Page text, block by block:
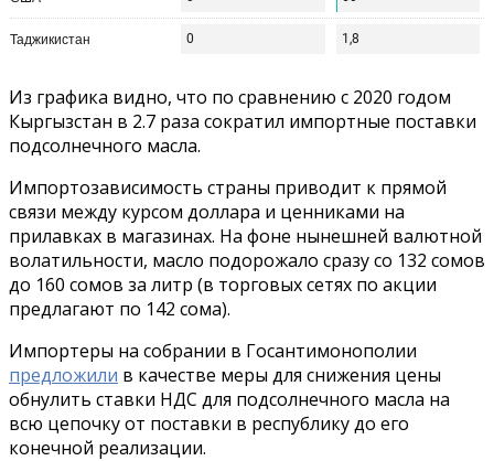
Из графика видно, что по сравнению с 2020 годом
Кыргызстан в 2.7 раза сократил импортные поставки
подсолнечного масла.
Импортозависимость страны приводит к прямой
связи между курсом доллара и ценниками на
прилавках в магазинах. На фоне нынешней валютной
волатильности, масло подорожало сразу со 132 сомов
до 160 сомов за литр (в торговых сетях по акции
предлагают по 142 сома).
Импортеры на собрании в Госантимонополии
предложили в качестве меры для снижения цены
обнулить ставки НДС для подсолнечного масла на
всю цепочку от поставки в республику до его
конечной реализации.